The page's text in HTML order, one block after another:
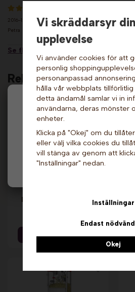
Hej och välkommen till
Hos oss får alla handla men välj
moms) eller företag (exkl.
ska visas.
Privat
2016-12-27
Petra
Se fler recensioner...
Relaterade produkter
Liten, Röd. Champion
Vi skräddarsyr din
upplevelse
Vi använder cookies för att
personlig
personanpassad
hålla vår webbplats tillförlitlig
detta ändamål samlar vi in
användarna, deras mönster
enheter.
Klicka på "Okej" om du
eller välj vilka cookies du
vill stänga av genom att
"Inställningar" nedan.
Inställningar
Endast
Okej